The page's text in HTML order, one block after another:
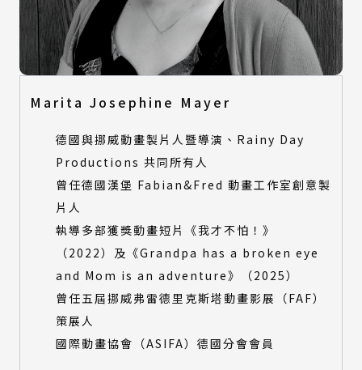
視覺設計類
數位動畫類
建築與景觀設計類
時尚設計類
所有類別
環境永續特別獎-產品設計類
環境永續特別獎-建築與景觀設計類
環境永續特別獎-數位動畫類
產品設計類
視覺設計類
數位動畫類
時尚設計類
特別獎評審
所有類別
環境永續特別獎-建築與景觀設計類
環境永續特別獎-數位動畫類
Marita Josephine Mayer
德國與挪威動畫製片人暨導演、Rainy Day
Productions 共同所有人
曾任德國漢堡 Fabian&Fred 動畫工作室創意製
片人
執導多部獲獎動畫短片《我才不怕！》
（2022）及《Grandpa has a broken eye
and Mom is an adventure》（2025）
曾任五屆挪威弗雷德里克斯塔動畫影展（FAF）
策展人
國際動畫協會（ASIFA）德國分會會員